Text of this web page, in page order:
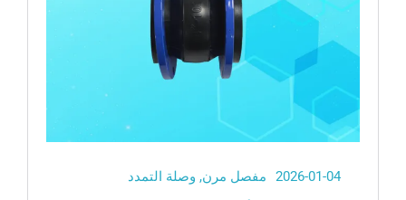
2026-01-04 مفصل مرن, وصلة التمدد